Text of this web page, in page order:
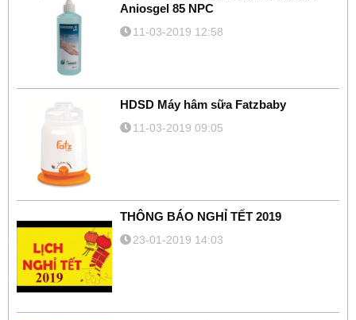
Aniosgel 85 NPC
11-03-2019 12:58
HDSD Máy hâm sữa Fatzbaby
11-03-2019 09:05
THÔNG BÁO NGHỈ TẾT 2019
23-01-2019 14:03